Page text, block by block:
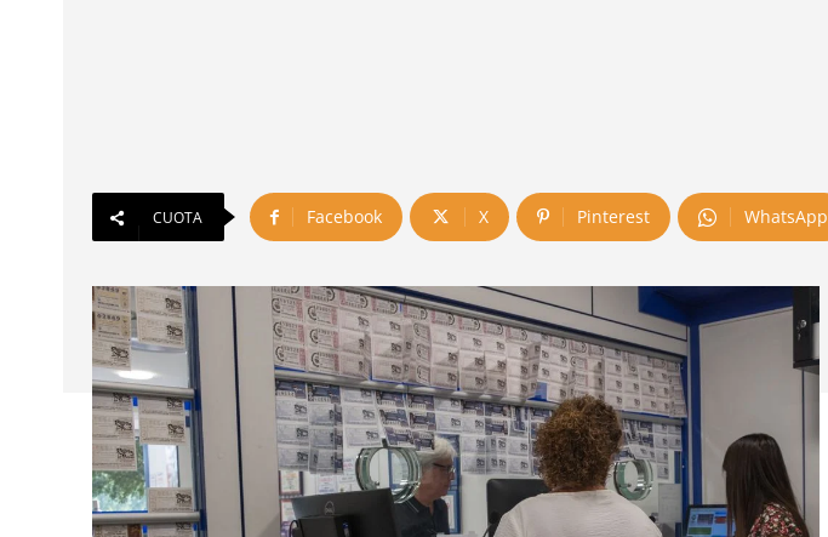
CUOTA Facebook X Pinterest WhatsApp